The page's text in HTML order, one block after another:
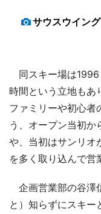
サウスウイン
同スキー場は1996
時間という立地もあ
ファミリーや初心者
う、オープン当初か
や、当初はサンリオ
を多く取り込んで営
企画営業部の谷澤
と）知らずにスキー